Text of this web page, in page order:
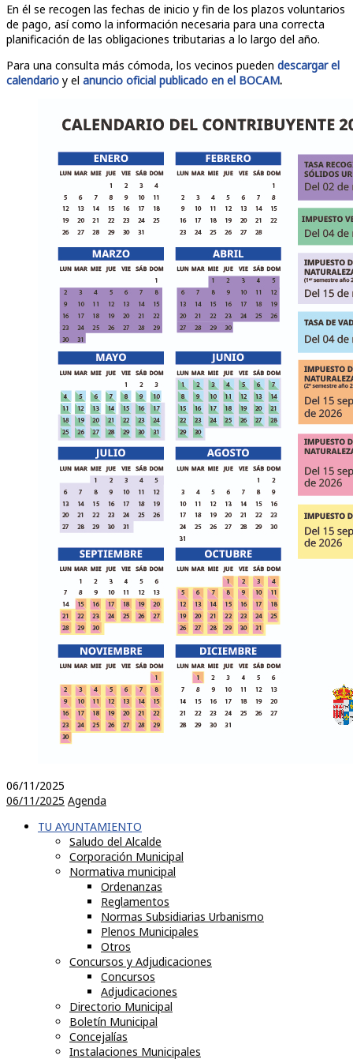
En él se recogen las fechas de inicio y fin de los plazos voluntarios
de pago, así como la información necesaria para una correcta
planificación de las obligaciones tributarias a lo largo del año.
Para una consulta más cómoda, los vecinos pueden descargar el
calendario y el anuncio oficial publicado en el BOCAM.
06/11/2025
06/11/2025 Agenda
TU AYUNTAMIENTO
Saludo del Alcalde
Corporación Municipal
Normativa municipal
Ordenanzas
Reglamentos
Normas Subsidiarias Urbanismo
Plenos Municipales
Otros
Concursos y Adjudicaciones
Concursos
Adjudicaciones
Directorio Municipal
Boletín Municipal
Concejalías
Instalaciones Municipales